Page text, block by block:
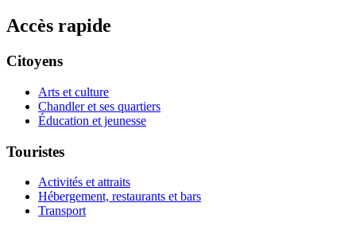
Accès rapide
Citoyens
Arts et culture
Chandler et ses quartiers
Éducation et jeunesse
Touristes
Activités et attraits
Hébergement, restaurants et bars
Transport